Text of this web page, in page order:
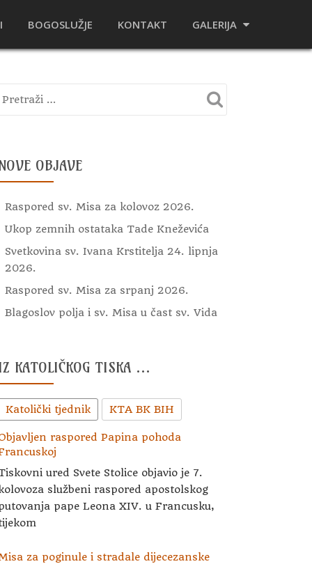
BOGOSLUŽJE KONTAKT GALERIJA
OBJAVE
Raspored sv. Misa za kolovoz 2026.
Ukop zemnih ostataka Tade Kneževića
Svetkovina sv. Ivana Krstitelja 24. lipnja
2026.
Raspored sv. Misa za srpanj 2026.
Blagoslov polja i sv. Misa u čast sv. Vida
KATOLIČKOG TISKA …
Katolički tjednik KTA BK BIH
raspored Papina pohoda
ured Svete Stolice objavio je 7.
službeni raspored apostolskog
pape Leona XIV. u Francusku,
za poginule i stradale dijecezanske